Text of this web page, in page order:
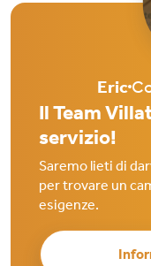
Eric
Il Team
servizio!
Saremo lieti di
per trovare un
esigenze.